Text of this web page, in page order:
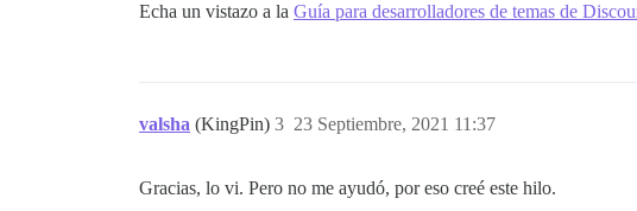
Echa un vistazo a la Guía para desarrolladores de temas de
valsha (KingPin) 23 Septiembre, 2021 11:37
3
Gracias, lo vi. Pero no me ayudó, por eso creé este hilo.